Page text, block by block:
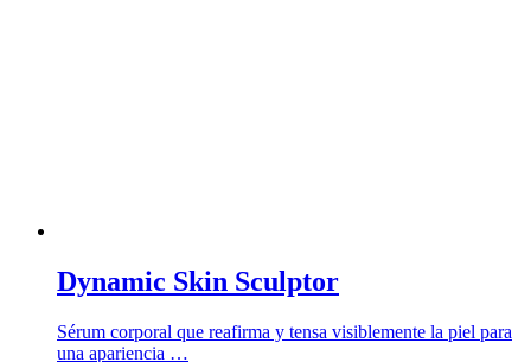
Dynamic Skin Sculptor
Sérum corporal que reafirma y tensa visiblemente la piel para
una apariencia …